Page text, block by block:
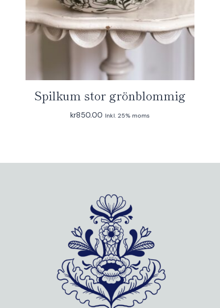
Spilkum stor grönblommig
kr850.00 Inkl. 25% moms